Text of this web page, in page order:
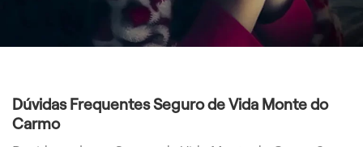
Dúvidas Frequentes Seguro de Vida Monte do
Carmo